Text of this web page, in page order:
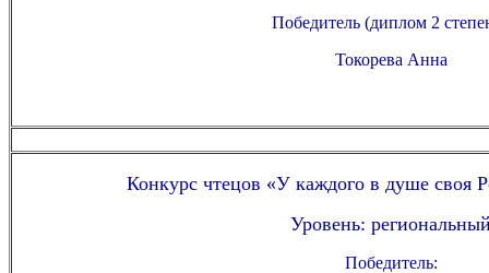
Победитель (диплом 2
Токорева Анна
Конкурс чтецов «У каждого в душе
Уровень:
Победитель: